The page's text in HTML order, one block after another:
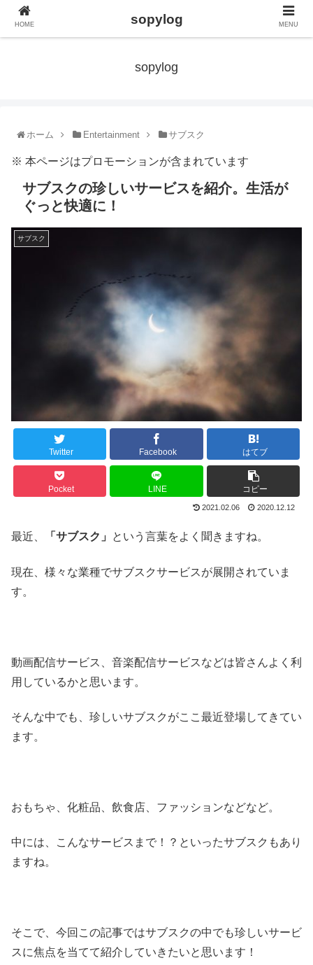
sopylog
ホーム Entertainment サブスク
※ 本ページはプロモーションが含まれています
サブスクの珍しいサービスを紹介。生活が
ぐっと快適に！
サブスク
Twitter Facebook はてブ
Pocket LINE コピー
2021.02.06 2020.12.12
最近、 「サブスク」 という言葉をよく聞きますね。
現在、様々な業種でサブスクサービスが展開されていま
す。
動画配信サービス、音楽配信サービスなどは皆さんよく利
用しているかと思います。
そんな中でも、珍しいサブスクがここ最近登場してきてい
ます。
おもちゃ、化粧品、飲食店、ファッションなどなど。
中には、こんなサービスまで！？といったサブスクもあり
ますね。
そこで、今回この記事ではサブスクの中でも珍しいサービ
スに焦点を当てて紹介していきたいと思います！
HOME sopylog MENU